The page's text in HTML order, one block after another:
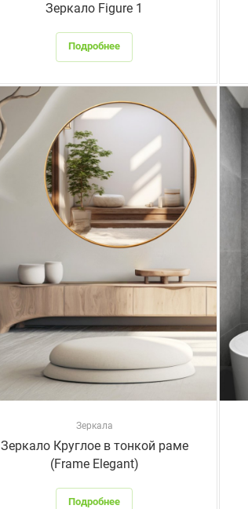
Зеркало Figure 1
Подробнее
Зеркала
Зеркало Круглое в тонкой раме
(Frame Elegant)
Подробнее